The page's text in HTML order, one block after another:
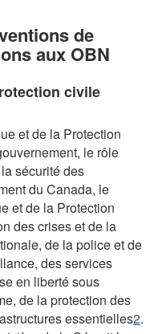
de
aux OBN
civile
et de la Protection
le rôle
sécurité des
du Canada, le
et de la Protection
des crises et de la
de la police et de
des services
en liberté sous
de la protection des
essentielles2.